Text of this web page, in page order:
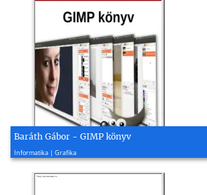
Baráth Gábor - GIMP könyv
Informatika | Grafika